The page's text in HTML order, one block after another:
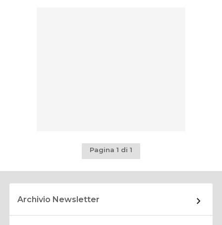
Pagina 1 di 1
Archivio Newsletter